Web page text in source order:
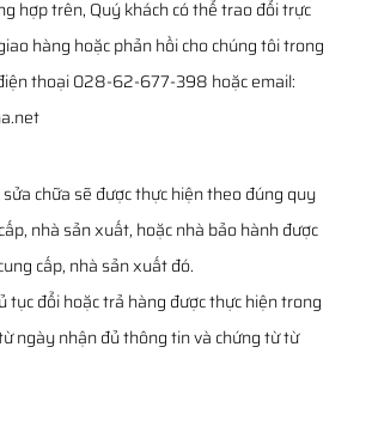
hợp trên, Quý khách có thể trao đổi trực
hàng hoặc phản hồi cho chúng tôi trong
thoại 028-62-677-398 hoặc email:
chữa sẽ được thực hiện theo đúng quy
nhà sản xuất, hoặc nhà bảo hành được
cấp, nhà sản xuất đó.
tục đổi hoặc trả hàng được thực hiện trong
ngày nhận đủ thông tin và chứng từ từ